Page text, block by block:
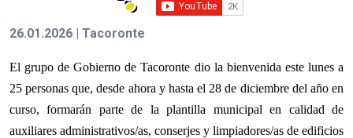
26.01.2026 | Tacoronte
El grupo de Gobierno de Tacoronte dio la bienvenida este lunes a
25 personas que, desde ahora y hasta el 28 de diciembre del año en
curso, formarán parte de la plantilla municipal en calidad de
auxiliares administrativos/as, conserjes y limpiadores/as de edificios